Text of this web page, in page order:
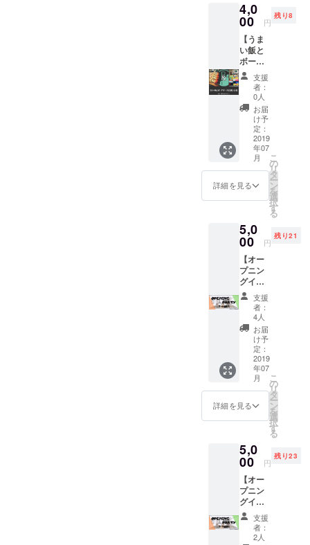
め少し
ユニー
クなリ
ターン
を用意
しまし
た。 メ
ガネ仲
間作り
ません
か？
（笑）
是非あ
なたの
参加を
お待ち
してい
で開催
いたし
7月12日
（金）
予定仮
場ーー
！！
100均
グッズ
とホー
ムセン
ターで
揃えれ
ます そ
れもか
ねて教
えます
(^^) ※写
真の燻
製は
ノッチ
が実際
所は
Rooter
で開催
いたし
ます。
7月13日
13時〜
（仮）
4,0
00 円
残り8
【うま
い飯と
ボード
ゲーム
を楽し
む会】
ボード
ゲー
ムって
聞いて
どんな
ものを
思い出
します
か？ オ
セロ？
ゲー
ム？今
回私が
皆さん
に楽し
んでも
らう
ボード
ゲーム
は「ま
ばた
き」さ
えでき
れば大
丈夫。
そんな
ボード
ます。
私がこ
のボー
ドゲー
ムを始
めて
やった
ときは7
時間も
支援
者：
0人
お届
け予
定：
2019
年07
月
詳細を見る
こ
の
リ
タ
ー
ン
を
選
択
す
る
5,0
00 円
残り21
【オー
プニン
グイベ
ント1日
目】 7
月6日
（土）
レンタ
ルキッ
チン
Rooter
のオー
プニン
グイベ
ントに
なりま
僕たち3
人のレ
ンタル
キッチ
ンが始
まる日
オープ
ンを盛
大に
支援
者：
4人
お届
け予
定：
2019
年07
月
詳細を見る
こ
の
リ
タ
ー
ン
を
選
択
す
る
5,0
00 円
残り23
【オー
プニン
グイベ
ント2日
目】 7
月7日
支援
者：
2人